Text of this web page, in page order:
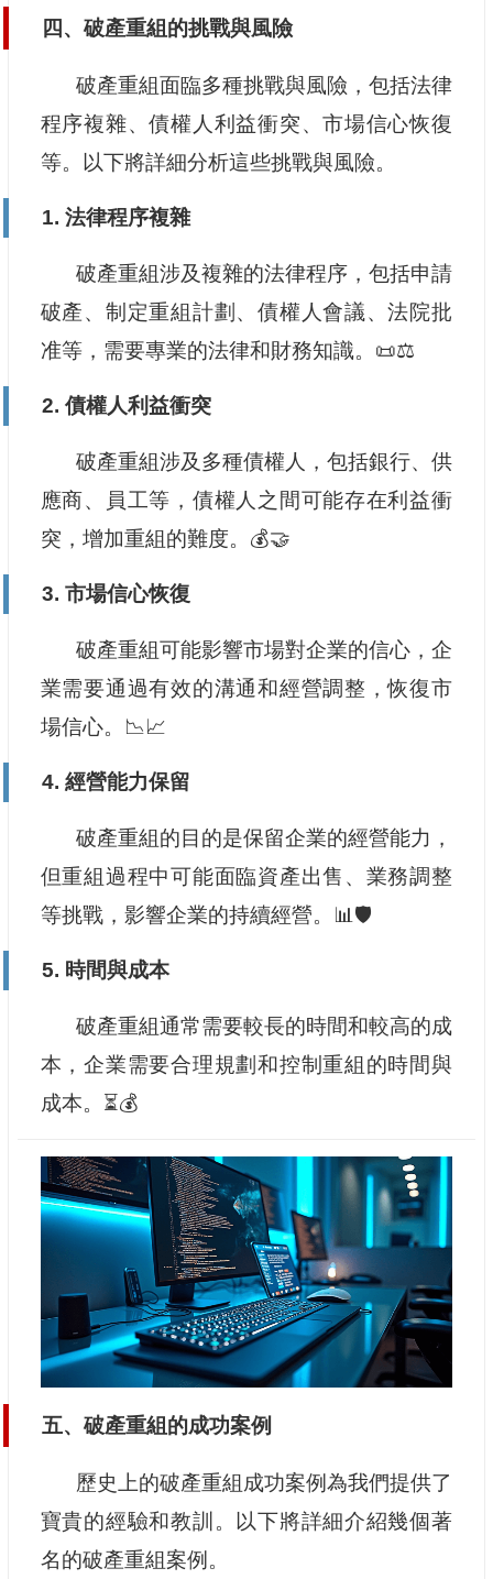
四、破產重組的挑戰與風險
破產重組面臨多種挑戰與風險，包括法律
程序複雜、債權人利益衝突、市場信心恢復
等。以下將詳細分析這些挑戰與風險。
1. 法律程序複雜
破產重組涉及複雜的法律程序，包括申請
破產、制定重組計劃、債權人會議、法院批
准等，需要專業的法律和財務知識。📜⚖️
2. 債權人利益衝突
破產重組涉及多種債權人，包括銀行、供
應商、員工等，債權人之間可能存在利益衝
突，增加重組的難度。💰🤝
3. 市場信心恢復
破產重組可能影響市場對企業的信心，企
業需要通過有效的溝通和經營調整，恢復市
場信心。📉📈
4. 經營能力保留
破產重組的目的是保留企業的經營能力，
但重組過程中可能面臨資產出售、業務調整
等挑戰，影響企業的持續經營。📊🛡️
5. 時間與成本
破產重組通常需要較長的時間和較高的成
本，企業需要合理規劃和控制重組的時間與
成本。⏳💰
五、破產重組的成功案例
歷史上的破產重組成功案例為我們提供了
寶貴的經驗和教訓。以下將詳細介紹幾個著
名的破產重組案例。